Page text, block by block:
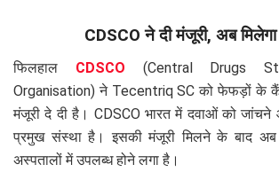
CDSCO ने दी मंजूरी, अब
फिलहाल CDSCO (Central Drugs
Organisation) ने Tecentriq SC को फेफड़ों के
मंजूरी दे दी है। CDSCO भारत में दवाओं को जांचने
प्रमुख संस्था है। इसकी मंजूरी मिलने के बाद
अस्पतालों में उपलब्ध होने लगा है।